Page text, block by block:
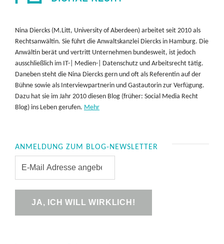
Nina Diercks (M.Litt, University of Aberdeen) arbeitet seit 2010 als
Rechtsanwältin. Sie führt die Anwaltskanzlei Diercks in Hamburg. Die
Anwältin berät und vertritt Unternehmen bundesweit, ist jedoch
ausschließlich im IT-| Medien-| Datenschutz und Arbeitsrecht tätig.
Daneben steht die Nina Diercks gern und oft als Referentin auf der
Bühne sowie als Interviewpartnerin und Gastautorin zur Verfügung.
Dazu hat sie im Jahr 2010 diesen Blog (früher: Social Media Recht
Blog) ins Leben gerufen. Mehr
ANMELDUNG ZUM BLOG-NEWSLETTER